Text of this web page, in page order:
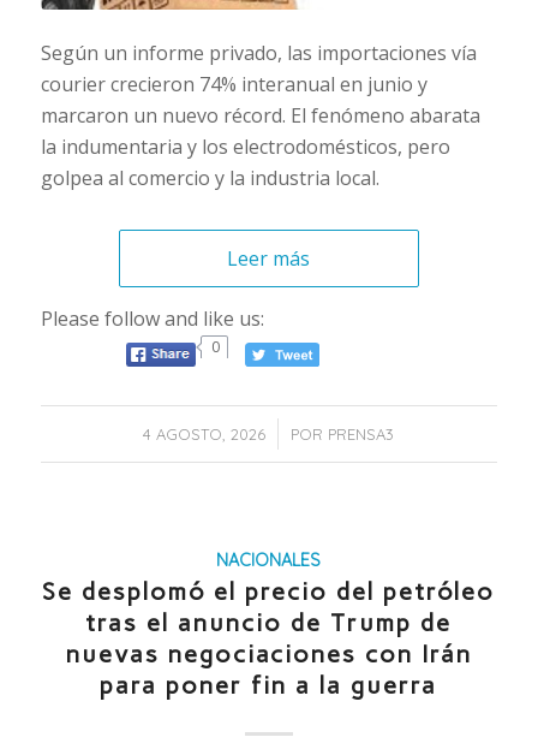
Según un informe privado, las importaciones vía
courier crecieron 74% interanual en junio y
marcaron un nuevo récord. El fenómeno abarata
la indumentaria y los electrodomésticos, pero
golpea al comercio y la industria local.
Leer más
Please follow and like us:
0
4 AGOSTO, 2026
/ POR PRENSA3
NACIONALES
Se desplomó el precio del petróleo
tras el anuncio de Trump de
nuevas negociaciones con Irán
para poner fin a la guerra